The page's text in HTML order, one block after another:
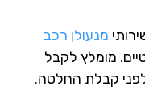
מנעולן רכב
לקבל
קבלת החלטה.